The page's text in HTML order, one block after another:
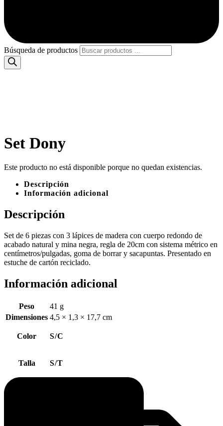
Búsqueda de productos
Set Dony
Este producto no está disponible porque no quedan existencias.
Descripción
Información adicional
Descripción
Set de 6 piezas con 3 lápices de madera con cuerpo redondo de
acabado natural y mina negra, regla de 20cm con sistema métrico en
centímetros/pulgadas, goma de borrar y sacapuntas. Presentado en
estuche de cartón reciclado.
Información adicional
Peso
41 g
Dimensiones 4,5 × 1,3 × 17,7 cm
Color S/C
Talla S/T